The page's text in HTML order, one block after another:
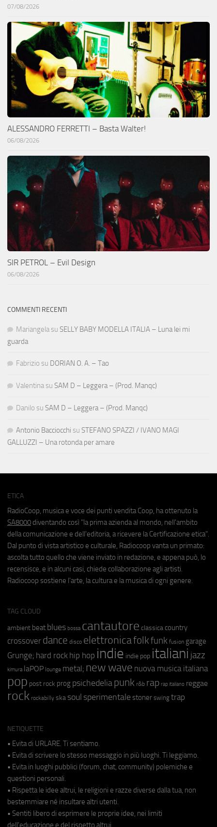
07/08/2026
ALESSANDRO FERRETTI – Basta Walter!
06/08/2026
SIR PETROL – Evil Design
06/08/2026
COMMENTI RECENTI
Mariangela su SELLY BABY MODELLA ITALIA – Luna lei mi
guarda
Fabrizio su DORIAN O. A. – Tao
Valentina su SAM D – Leggera – (Prod. Manqc)
Danilo su SAM D – Leggera – (Prod. Manqc)
Antonio Bacciocchi su STEFANO SPAZZI / IVANO MAGI
GALLUZZI – Una rotonda per amare
ETICA
RadioCoop, musica e voce dei punti vendita Coop, ha ottenuto la
SA8000 diventando così "la prima azienda al mondo, nell'ambito
della comunicazione e dell'editoria, a ricevere la Certificazione etica".
Dal punto di vista artistico e culturale, Radiocoop vanta un primato:
ascolta tutto quello che viene inviato in redazione, e appena può, lo
recensisce, e in alcuni casi, chiede collaborazione agli artisti.
Radiocoop sostiene l'arte, la cultura e la musica di ogni genere.
TAG CLOUD
ambient beat blues bossa cantautore classica country
crossover dance disco elettronicafolkfunk fusion garage
Grunge; hard rock hip hop indie indie pop italiani jazz
kimura laPOP lounge metal; new wave nuova musica italiana
pop post rock prog psichedeliapunk r&b rap rap italiano reggae
rock rockabilly ska soul sperimentale stoner swing trap
NETIQUETTE
• Evita di URLARE. Ti sentiamo.
• Evita di scrivere lo stesso messaggio in più luoghi. Ti leggiamo.
• Evita in luoghi pubblici (forum, chat, community) polemiche e
questioni personali.
• Rispetta le idee altrui, le religioni e razze diverse dalla tua, non
bestemmiare né insultare altri utenti.
• Sentiti libero di esprimere le proprie idee, nei limiti
dell'educazione e del rispetto altrui.